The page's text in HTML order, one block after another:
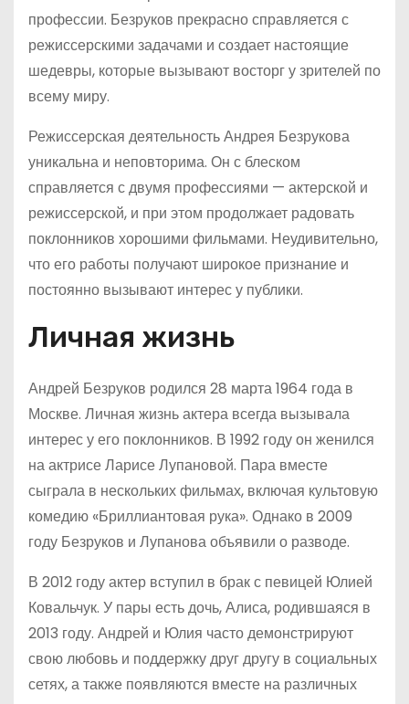
профессии. Безруков прекрасно справляется с
режиссерскими задачами и создает настоящие
шедевры, которые вызывают восторг у зрителей по
всему миру.
Режиссерская деятельность Андрея Безрукова
уникальна и неповторима. Он с блеском
справляется с двумя профессиями — актерской и
режиссерской, и при этом продолжает радовать
поклонников хорошими фильмами. Неудивительно,
что его работы получают широкое признание и
постоянно вызывают интерес у публики.
Личная жизнь
Андрей Безруков родился 28 марта 1964 года в
Москве. Личная жизнь актера всегда вызывала
интерес у его поклонников. В 1992 году он женился
на актрисе Ларисе Лупановой. Пара вместе
сыграла в нескольких фильмах, включая культовую
комедию «Бриллиантовая рука». Однако в 2009
году Безруков и Лупанова объявили о разводе.
В 2012 году актер вступил в брак с певицей Юлией
Ковальчук. У пары есть дочь, Алиса, родившаяся в
2013 году. Андрей и Юлия часто демонстрируют
свою любовь и поддержку друг другу в социальных
сетях, а также появляются вместе на различных